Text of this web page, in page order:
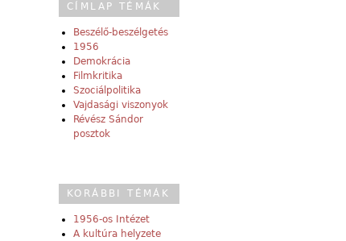
CÍMLAP TÉMÁK
Beszélő-beszélgetés
1956
Demokrácia
Filmkritika
Szociálpolitika
Vajdasági viszonyok
Révész Sándor
posztok
KORÁBBI TÉMÁK
1956-os Intézet
A kultúra helyzete